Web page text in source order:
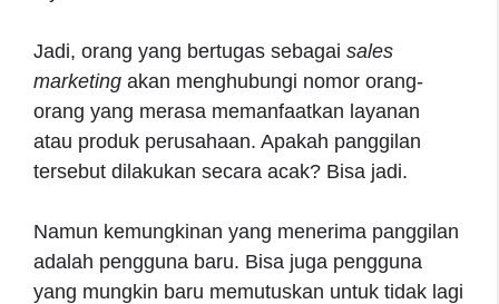
Jadi, orang yang bertugas sebagai sales
marketing akan menghubungi nomor orang-
orang yang merasa memanfaatkan layanan
atau produk perusahaan. Apakah panggilan
tersebut dilakukan secara acak? Bisa jadi.
Namun kemungkinan yang menerima panggilan
adalah pengguna baru. Bisa juga pengguna
yang mungkin baru memutuskan untuk tidak lagi